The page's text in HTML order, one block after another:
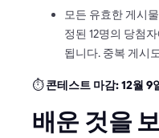
모든 유효한 게시
정된 12명의 당첨
됩니다. 중복 게시
⏱️콘테스트 마감: 12월 9
배운 것을